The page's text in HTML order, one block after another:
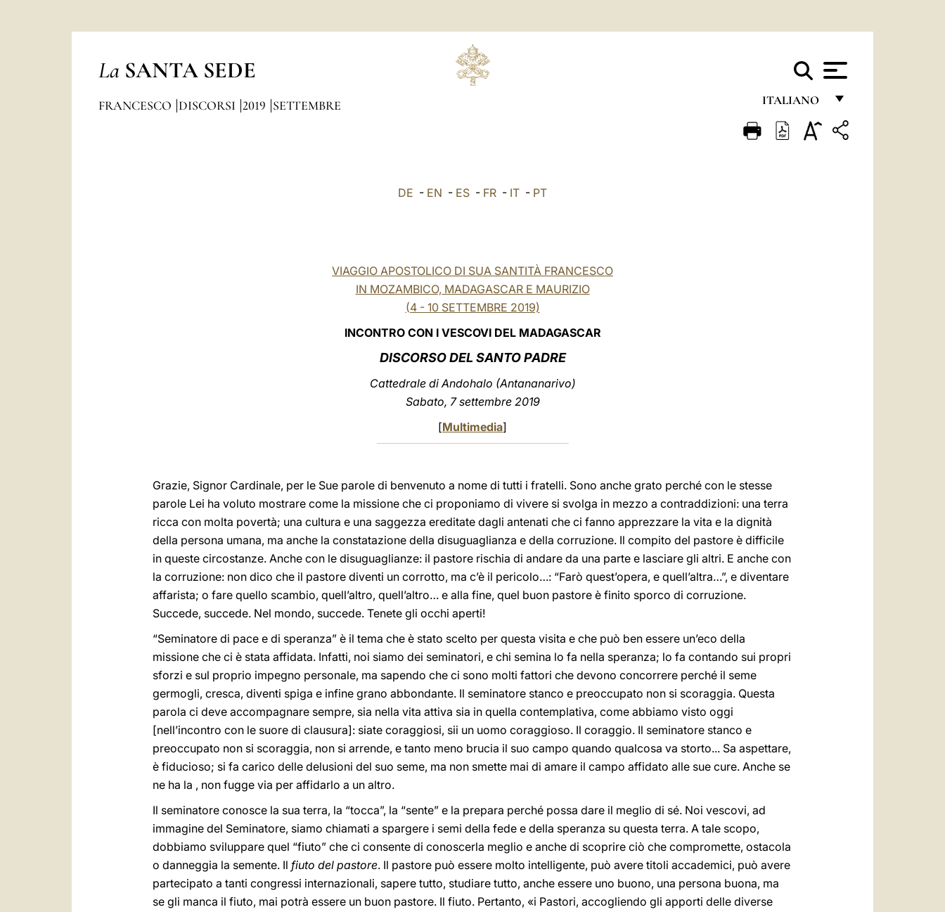
La SANTA SEDE
ITALIANO
FRANÇAIS
FRANCESCO DISCORSI 2019 SETTEMBRE
DE - EN - ES - FR - IT - PT
VIAGGIO APOSTOLICO DI SUA SANTITÀ FRANCESCO
IN MOZAMBICO, MADAGASCAR E MAURIZIO
(4 - 10 SETTEMBRE 2019)
INCONTRO CON I VESCOVI DEL MADAGASCAR
DISCORSO DEL SANTO PADRE
Cattedrale di Andohalo (Antananarivo)
Sabato, 7 settembre 2019
[Multimedia]
Grazie, Signor Cardinale, per le Sue parole di benvenuto a nome di tutti i fratelli. Sono anche grato perché con le stesse
parole Lei ha voluto mostrare come la missione che ci proponiamo di vivere si svolga in mezzo a contraddizioni: una terra
ricca con molta povertà; una cultura e una saggezza ereditate dagli antenati che ci fanno apprezzare la vita e la dignità
della persona umana, ma anche la constatazione della disuguaglianza e della corruzione. Il compito del pastore è difficile
in queste circostanze. Anche con le disuguaglianze: il pastore rischia di andare da una parte e lasciare gli altri. E anche con
la corruzione: non dico che il pastore diventi un corrotto, ma c’è il pericolo…: “Farò quest’opera, e quell’altra…”, e diventare
affarista; o fare quello scambio, quell’altro, quell’altro… e alla fine, quel buon pastore è finito sporco di corruzione.
Succede, succede. Nel mondo, succede. Tenete gli occhi aperti!
“Seminatore di pace e di speranza” è il tema che è stato scelto per questa visita e che può ben essere un’eco della
missione che ci è stata affidata. Infatti, noi siamo dei seminatori, e chi semina lo fa nella speranza; lo fa contando sui propri
sforzi e sul proprio impegno personale, ma sapendo che ci sono molti fattori che devono concorrere perché il seme
germogli, cresca, diventi spiga e infine grano abbondante. Il seminatore stanco e preoccupato non si scoraggia. Questa
parola ci deve accompagnare sempre, sia nella vita attiva sia in quella contemplativa, come abbiamo visto oggi
[nell’incontro con le suore di clausura]: siate coraggiosi, sii un uomo coraggioso. Il coraggio. Il seminatore stanco e
preoccupato non si scoraggia, non si arrende, e tanto meno brucia il suo campo quando qualcosa va storto... Sa aspettare,
è fiducioso; si fa carico delle delusioni del suo seme, ma non smette mai di amare il campo affidato alle sue cure. Anche se
ne ha la , non fugge via per affidarlo a un altro.
Il seminatore conosce la sua terra, la “tocca”, la “sente” e la prepara perché possa dare il meglio di sé. Noi vescovi, ad
immagine del Seminatore, siamo chiamati a spargere i semi della fede e della speranza su questa terra. A tale scopo,
dobbiamo sviluppare quel “fiuto” che ci consente di conoscerla meglio e anche di scoprire ciò che compromette, ostacola
o danneggia la semente. Il fiuto del pastore. Il pastore può essere molto intelligente, può avere titoli accademici, può avere
partecipato a tanti congressi internazionali, sapere tutto, studiare tutto, anche essere uno buono, una persona buona, ma
se gli manca il fiuto, mai potrà essere un buon pastore. Il fiuto. Pertanto, «i Pastori, accogliendo gli apporti delle diverse